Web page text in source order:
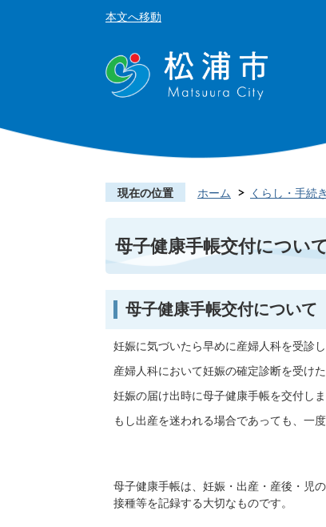
本文へ移動
現在の位置 ホーム くらし・手続
母子健康手帳交付につい
母子健康手帳交付について
妊娠に気づいたら早めに産婦人科を受診し
産婦人科において妊娠の確定診断を受け
妊娠の届け出時に母子健康手帳を交付しま
もし出産を迷われる場合であっても、一
母子健康手帳は、妊娠・出産・産後・児
接種等を記録する大切なものです。